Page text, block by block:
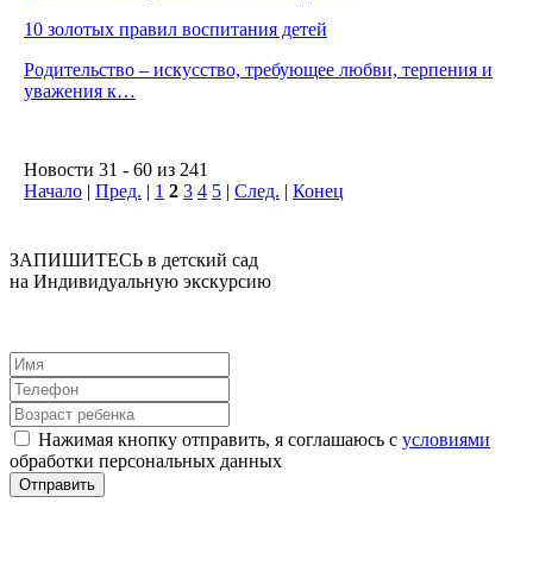
10 золотых правил воспитания детей
Родительство – искусство, требующее любви, терпения и
уважения к…
Новости 31 - 60 из 241
Начало | Пред. | 1 2 3 4 5 | След. | Конец
ЗАПИШИТЕСЬ в детский сад
на Индивидуальную экскурсию
Нажимая кнопку отправить, я соглашаюсь с условиями
обработки персональных данных